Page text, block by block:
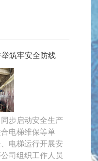
筑牢安全防线
步启动安全生产
电梯维保等单
电梯运行开展安
司组织工作人员